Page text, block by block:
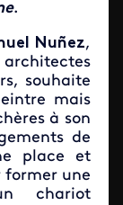
.
Nuñez,
souhaite
mais
à son
de
place et
former une
chariot